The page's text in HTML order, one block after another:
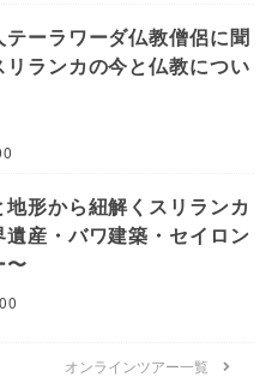
テーラワーダ仏教僧侶に聞
リランカの今と仏教につい
地形から紐解くスリランカ
遺産・バワ建築・セイロン
〜
オンラインツアー一覧